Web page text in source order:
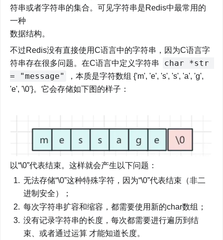
符串或者字符串的集合。可见字符串是Redis中最常用的
一种
数据结构。
不过Redis没有直接使用C语言中的字符串，因为C语言字
符串存在很多问题。在C语言中定义字符串
char *str
= "message"
，本质是字符数组 {'m', 'e', 's', 's', 'a', 'g',
'e', '\0'}。它会存储如下图的样子：
以“\0”代表结束。这样就会产生以下问题：
无法存储“\0”这种特殊字符，因为“\0”代表结束（非二
进制安全）；
每次字符串扩容和缩容，都需要使用新的char数组；
没有记录字符串的长度，每次都需要进行遍历到结
束、或者通过运算 才能知道长度。